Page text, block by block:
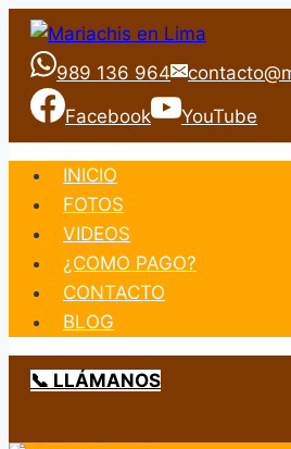
Saltar
contenido989 136 964
Facebook
YouTube
INICIO
FOTOS
VIDEOS
¿COMO PAGO?
CONTACTO
BLOG
📞 LLÁMANOS